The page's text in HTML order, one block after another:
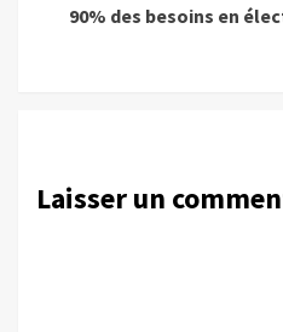
90% des besoins en
Laisser un